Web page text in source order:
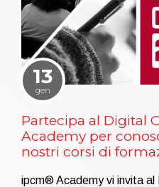
13
gen
Partecipa al Digital
Academy per
nostri corsi di
ipcm® Academy vi invita al